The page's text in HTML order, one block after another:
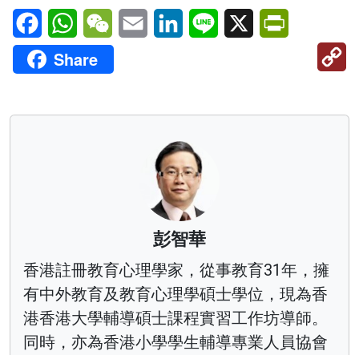
FacebookWhatsAppWeChatEmail LinkedInLine X
Share
彭智華
香港註冊教育心理學家，從事教育31年，擁
有中外教育及教育心理學碩士學位，現為香
港香港大學輔導碩士課程實習工作坊導師。
同時，亦為香港小學學生輔導專業人員協會